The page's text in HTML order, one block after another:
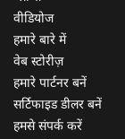
वीडियोज
हमारे बारे में
वेब स्टोरीज़
हमारे पार्टनर बनें
सर्टिफाइड डीलर बनें
हमसे संपर्क करें